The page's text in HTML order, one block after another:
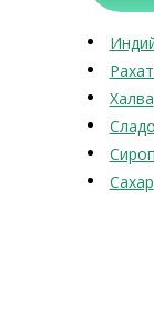
Халва
Сахар